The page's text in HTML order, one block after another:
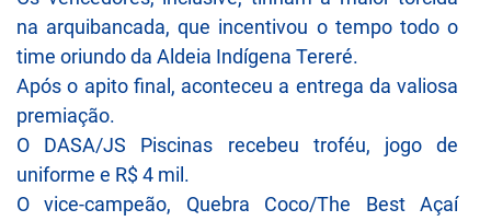
na arquibancada, que incentivou o tempo todo o
time oriundo da Aldeia Indígena Tereré.
Após o apito final, aconteceu a entrega da valiosa
premiação.
O DASA/JS Piscinas recebeu troféu, jogo de
uniforme e R$ 4 mil.
O vice-campeão, Quebra Coco/The Best Açaí